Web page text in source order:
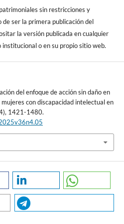
ED, Tranel D.
5th ed. Oxford: Oxford
del consentimiento informado
en el marco de los derechos
Bogotá: MinSalud; 2018.
convención de Naciones Unidas
London: Macmillan
10.1007/978-1-349-20895-1
sin restricciones y
ser la primera publicación del
la versión publicada en cualquier
o en su propio sitio web.
del enfoque de acción sin daño en
con discapacidad intelectual en
1421-1480.